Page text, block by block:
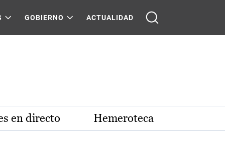
GOBIERNO ACTUALIDAD
en directo Hemeroteca